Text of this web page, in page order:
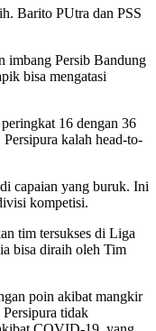
Barito PUtra dan PSS
imbang Persib Bandung
bisa mengatasi
16 dengan 36
kalah head-to-
capaian yang buruk. Ini
kompetisi.
tim tersukses di Liga
bisa diraih oleh Tim
poin akibat mangkir
tidak